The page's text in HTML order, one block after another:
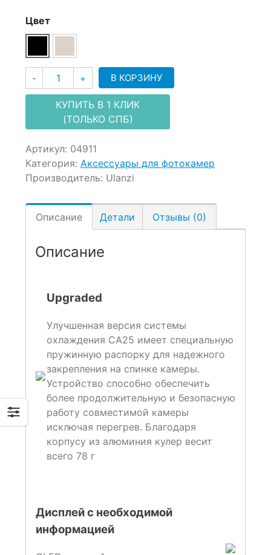
Цвет
- Количество
+ В КОРЗИНУ
КУПИТЬ В 1 КЛИК
(ТОЛЬКО СПБ)
Артикул: 04911
Категория: Аксессуары для фотокамер
Производитель: Ulanzi
Описание Детали Отзывы (0)
Описание
Upgraded
Улучшенная версия системы
охлаждения CA25 имеет специальную
пружинную распорку для надежного
закрепления на спинке камеры.
Устройство способно обеспечить
более продолжительную и безопасную
работу совместимой камеры
исключая перегрев. Благодаря
корпусу из алюминия кулер весит
всего 78 г
Дисплей с необходимой
информацией